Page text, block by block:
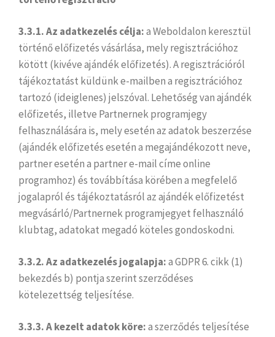
3.3.1. Az adatkezelés célja:a Weboldalon keresztül
történő előfizetés vásárlása, mely regisztrációhoz
kötött (kivéve ajándék előfizetés). A regisztrációról
tájékoztatást küldünk e-mailben a regisztrációhoz
tartozó (ideiglenes) jelszóval. Lehetőség van ajándék
előfizetés, illetve Partnernek programjegy
felhasználására is, mely esetén az adatok beszerzése
(ajándék előfizetés esetén a megajándékozott neve,
partner esetén a partner e-mail címe online
programhoz) és továbbítása körében a megfelelő
jogalapról és tájékoztatásról az ajándék előfizetést
megvásárló/Partnernek programjegyet felhasználó
klubtag, adatokat megadó köteles gondoskodni.
3.3.2. Az adatkezelés jogalapja:a GDPR 6. cikk (1)
bekezdés b) pontja szerint szerződéses
kötelezettség teljesítése.
3.3.3. A kezelt adatok köre:a szerződés teljesítése